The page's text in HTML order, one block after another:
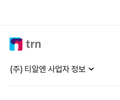
(주) 티알엔 사업자 정보